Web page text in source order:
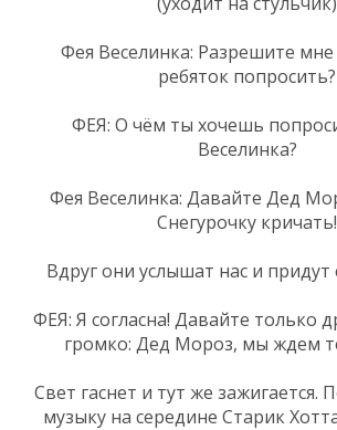
Фея Веселинка: Разрешите мне
ребяток попросить?
ФЕЯ: О чём ты хочешь
Веселинка?
Фея Веселинка: Давайте Дед
Снегурочку кричать!
Вдруг они услышат нас и придут
ФЕЯ: Я согласна! Давайте только
громко: Дед Мороз, мы ждем
Свет гаснет и тут же зажигается.
музыку на середине Старик